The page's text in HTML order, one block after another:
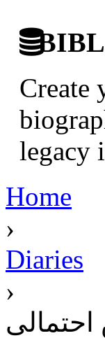
Create
legacy
Home
›
Diaries
›